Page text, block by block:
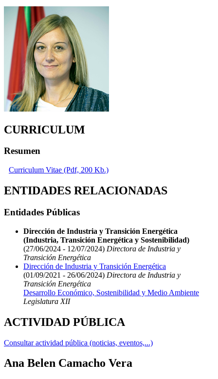
CURRICULUM
Resumen
Curriculum Vitae (Pdf, 200 Kb.)
ENTIDADES RELACIONADAS
Entidades Públicas
Dirección de Industria y Transición Energética
(Industria, Transición Energética y Sostenibilidad)
(27/06/2024 - 12/07/2024) Directora de Industria y
Transición Energética
Dirección de Industria y Transición Energética
(01/09/2021 - 26/06/2024) Directora de Industria y
Transición Energética
Desarrollo Económico, Sostenibilidad y Medio Ambiente
Legislatura XII
ACTIVIDAD PÚBLICA
Consultar actividad pública (noticias, eventos,...)
Ana Belen Camacho Vera